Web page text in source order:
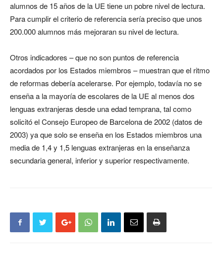
alumnos de 15 años de la UE tiene un pobre nivel de lectura.
Para cumplir el criterio de referencia sería preciso que unos
200.000 alumnos más mejoraran su nivel de lectura.
Otros indicadores – que no son puntos de referencia
acordados por los Estados miembros – muestran que el ritmo
de reformas debería acelerarse. Por ejemplo, todavía no se
enseña a la mayoría de escolares de la UE al menos dos
lenguas extranjeras desde una edad temprana, tal como
solicitó el Consejo Europeo de Barcelona de 2002 (datos de
2003) ya que solo se enseña en los Estados miembros una
media de 1,4 y 1,5 lenguas extranjeras en la enseñanza
secundaria general, inferior y superior respectivamente.